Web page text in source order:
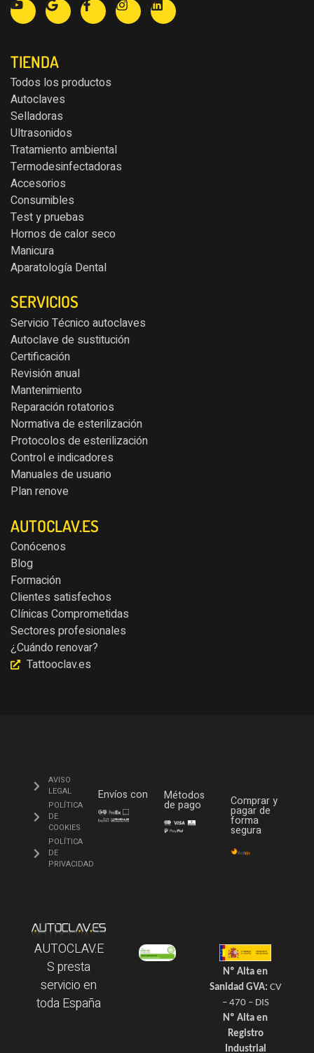
TIENDA
Todos los productos
Autoclaves
Selladoras
Ultrasonidos
Tratamiento ambiental
Termodesinfectadoras
Accesorios
Consumibles
Test y pruebas
Hornos de calor seco
Manicura
Aparatología Dental
SERVICIOS
Servicio Técnico autoclaves
Autoclave de sustitución
Certificación
Revisión anual
Mantenimiento
Reparación rotatorios
Normativa de esterilización
Protocolos de esterilización
Control e indicadores
Manuales de usuario
Plan renove
AUTOCLAV.ES
Conócenos
Blog
Formación
Clientes satisfechos
Clínicas Comprometidas
Sectores profesionales
¿Cuándo renovar?
Tattooclav.es
AVISO
LEGAL
POLÍTICA
DE
COOKIES
POLÍTICA
DE
PRIVACIDAD
Envíos con Métodos
de pago Comprar y
pagar de
forma
segura
AUTOCLAV.E
S presta
servicio en
toda España
Nº Alta en
Sanidad GVA: CV
– 470 – DIS
Nº Alta en
Registro
Industrial